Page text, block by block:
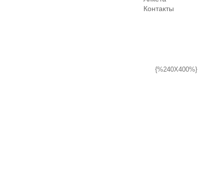
Контакты
{%240X400%}